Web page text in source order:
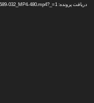
دریافت پرونده: https://cdn.mediaarshiv.ir/files/Ra-es960589-032_MP4-480.mp4?_=1